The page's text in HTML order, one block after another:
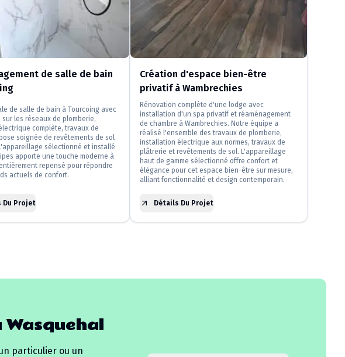
de salle de bain
de salle de bain à Tourcoing avec
les réseaux de plomberie,
complète, travaux de
soignée de revêtements de sol
sélectionné et installé
apporte une touche moderne à
repensé pour répondre
actuels de confort.
Du Projet
Création d'espace bien-être
privatif à Wambrechies
Rénovation complète d'une lodge avec
installation d'un spa privatif et réaménagement
de chambre à Wambrechies. Notre équipe a
réalisé l'ensemble des travaux de plomberie,
installation électrique aux normes, travaux de
plâtrerie et revêtements de sol. L'appareillage
haut de gamme sélectionné offre confort et
élégance pour cet espace bien-être sur mesure,
alliant fonctionnalité et design contemporain.
Détails Du Projet
Wasquehal
particulier ou un